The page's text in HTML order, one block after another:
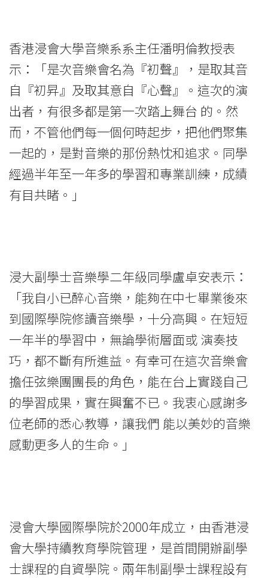
學
院
舉
行
「初
聲
樂
會
學
院
消
息
學
院
香港浸會大學音樂系系主任潘明倫教授表
示：「是次音樂會名為『初聲』，是取其音
自『初昇』及取其意自『心聲』。這次的演
出者，有很多都是第一次踏上舞台 的。然
而，不管他們每一個何時起步，把他們聚集
一起的，是對音樂的那份熱忱和追求。同學
經過半年至一年多的學習和專業訓練，成績
有目共睹。」
浸大副學士音樂學二年級同學盧卓安表示：
「我自小已醉心音樂，能夠在中七畢業後來
到國際學院修讀音樂學，十分高興。在短短
一年半的學習中，無論學術層面或 演奏技
巧，都不斷有所進益。有幸可在這次音樂會
擔任弦樂團團長的角色，能在台上實踐自己
的學習成果，實在興奮不已。我衷心感謝多
位老師的悉心教導，讓我們 能以美妙的音樂
感動更多人的生命。」
浸會大學國際學院於2000年成立，由香港浸
會大學持續教育學院管理，是首間開辦副學
士課程的自資學院。兩年制副學士課程設有